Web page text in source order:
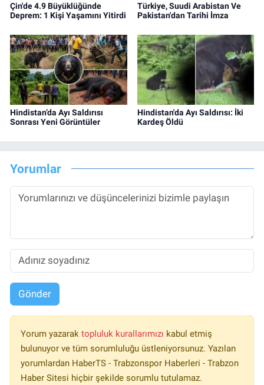
Çin'de 4.9 Büyüklüğünde
Deprem: 1 Kişi Yaşamını Yitirdi
Türkiye, Suudi Arabistan Ve
Pakistan'dan Tarihi İmza
Hindistan’da Ayı Saldırısı
Sonrası Yeni Görüntüler
Hindistan'da Ayı Saldırısı: İki
Kardeş Öldü
Yorumlar
Gönder
Yorum yazarak topluluk kurallarımızı kabul etmiş
bulunuyor ve tüm sorumluluğu üstleniyorsunuz. Yazılan
yorumlardan HaberTS - Trabzonspor Haberleri - Trabzon
Haber Sitesi hiçbir şekilde sorumlu tutulamaz.